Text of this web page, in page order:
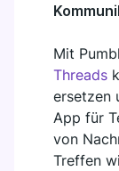
Entdecke
Marktplatz
Mit
Threads
ersetzen
App für
von
Treffen